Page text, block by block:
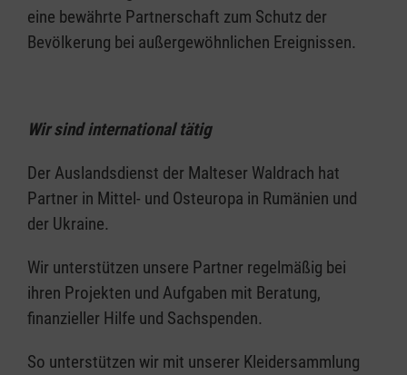
eine bewährte Partnerschaft zum Schutz der
Bevölkerung bei außergewöhnlichen Ereignissen.
Wir sind international tätig
Der Auslandsdienst der Malteser Waldrach hat
Partner in Mittel- und Osteuropa in Rumänien und
der Ukraine.
Wir unterstützen unsere Partner regelmäßig bei
ihren Projekten und Aufgaben mit Beratung,
finanzieller Hilfe und Sachspenden.
So unterstützen wir mit unserer Kleidersammlung